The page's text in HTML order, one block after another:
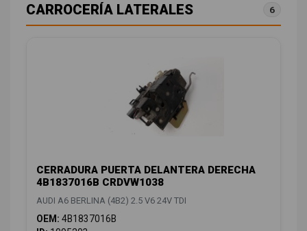
CARROCERÍA LATERALES 6
CERRADURA PUERTA DELANTERA DERECHA
4B1837016B CRDVW1038
AUDI A6 BERLINA (4B2) 2.5 V6 24V TDI
OEM: 4B1837016B